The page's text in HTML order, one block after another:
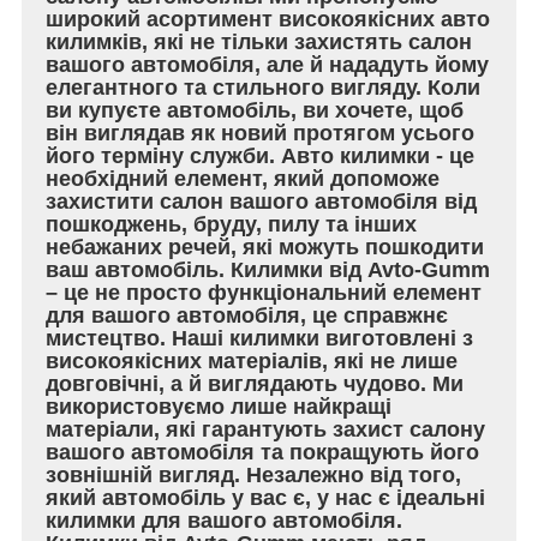
широкий асортимент високоякісних авто
килимків, які не тільки захистять салон
вашого автомобіля, але й нададуть йому
елегантного та стильного вигляду. Коли
ви купуєте автомобіль, ви хочете, щоб
він виглядав як новий протягом усього
його терміну служби. Авто килимки - це
необхідний елемент, який допоможе
захистити салон вашого автомобіля від
пошкоджень, бруду, пилу та інших
небажаних речей, які можуть пошкодити
ваш автомобіль. Килимки від Avto-Gumm
– це не просто функціональний елемент
для вашого автомобіля, це справжнє
мистецтво. Наші килимки виготовлені з
високоякісних матеріалів, які не лише
довговічні, а й виглядають чудово. Ми
використовуємо лише найкращі
матеріали, які гарантують захист салону
вашого автомобіля та покращують його
зовнішній вигляд. Незалежно від того,
який автомобіль у вас є, у нас є ідеальні
килимки для вашого автомобіля.